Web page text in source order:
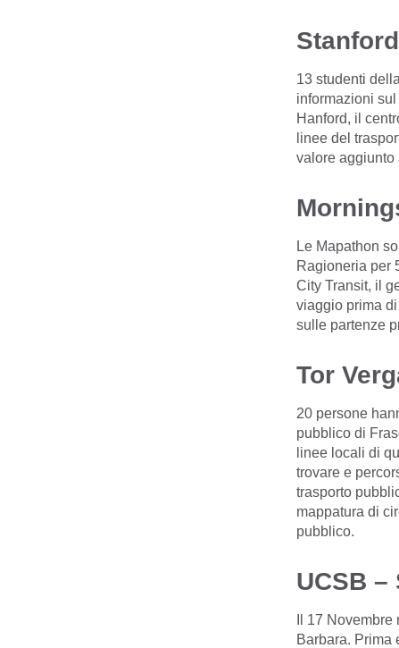
13 studenti
informazioni
Hanford, il
linee del
valore aggiunto
Le Mapathon
Ragioneria per
City Transit, il
viaggio prima
sulle partenze
Tor
20 persone
pubblico di
linee locali di
trovare e
trasporto
mappatura di
pubblico.
UCSB –
Il 17
Barbara. Prima